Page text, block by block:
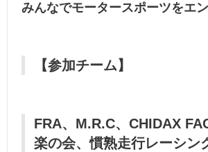
みんなでモータースポーツをエ
【参加チーム】
FRA、M.R.C、CHIDAX
楽の会、慣熟走行レーシン